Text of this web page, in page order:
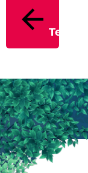
Terug